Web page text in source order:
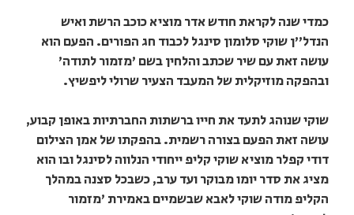
כמדי שנה לקראת חודש אדר מוציא כוכב הרשת ואיש
הנדל"ן שוקי סלומון סינגל לכבוד חג הפורים. הפעם הוא
עושה זאת עם שיר שכתב והלחין בשם 'מזמור לתודה'
ובהפקה מוזיקלית של המעבד הצעיר שרולי ליפשיץ.
שוקי שנוהג לתעד את חייו ברשתות החברתיות באופן קבוע,
עושה זאת הפעם בצורה רשמית. בהפקתו של אמן הצילום
דודי קפלר מוציא שוקי קליפ ייחודי הנלווה לסינגל ובו הוא
מציג את סדר יומו מבוקר ועד ערב, כשבכל סצנה במהלך
הקליפ מודה שוקי לאבא שבשמיים באמירת 'מזמור